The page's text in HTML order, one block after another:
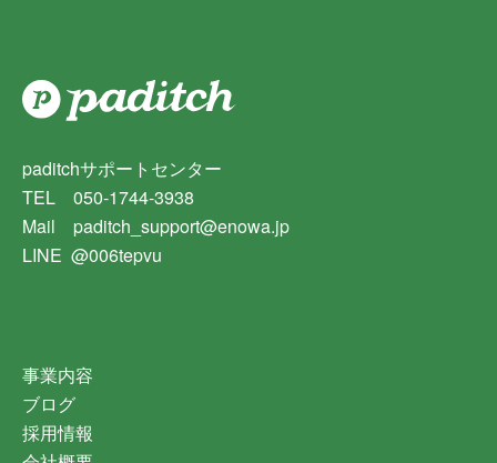
paditchサポートセンター
TEL 050-1744-3938
Mail paditch_support@enowa.jp
LINE @006tepvu
事業内容
ブログ
採用情報